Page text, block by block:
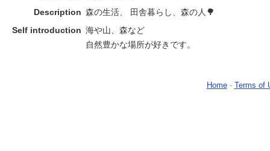
Description 森の生活、 田舎暮らし、森の人🌳
Self introduction 海や山、森など
自然豊かな場所が好きです。
Home- Terms of